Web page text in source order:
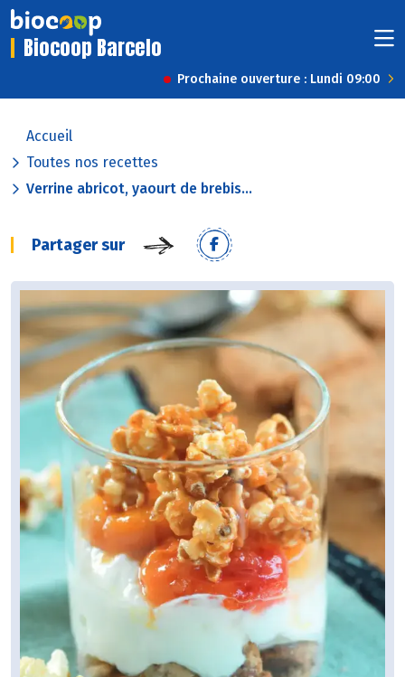
Biocoop Barcelo
Prochaine ouverture : Lundi 09:00
Accueil
Toutes nos recettes
Verrine abricot, yaourt de brebis...
Partager sur